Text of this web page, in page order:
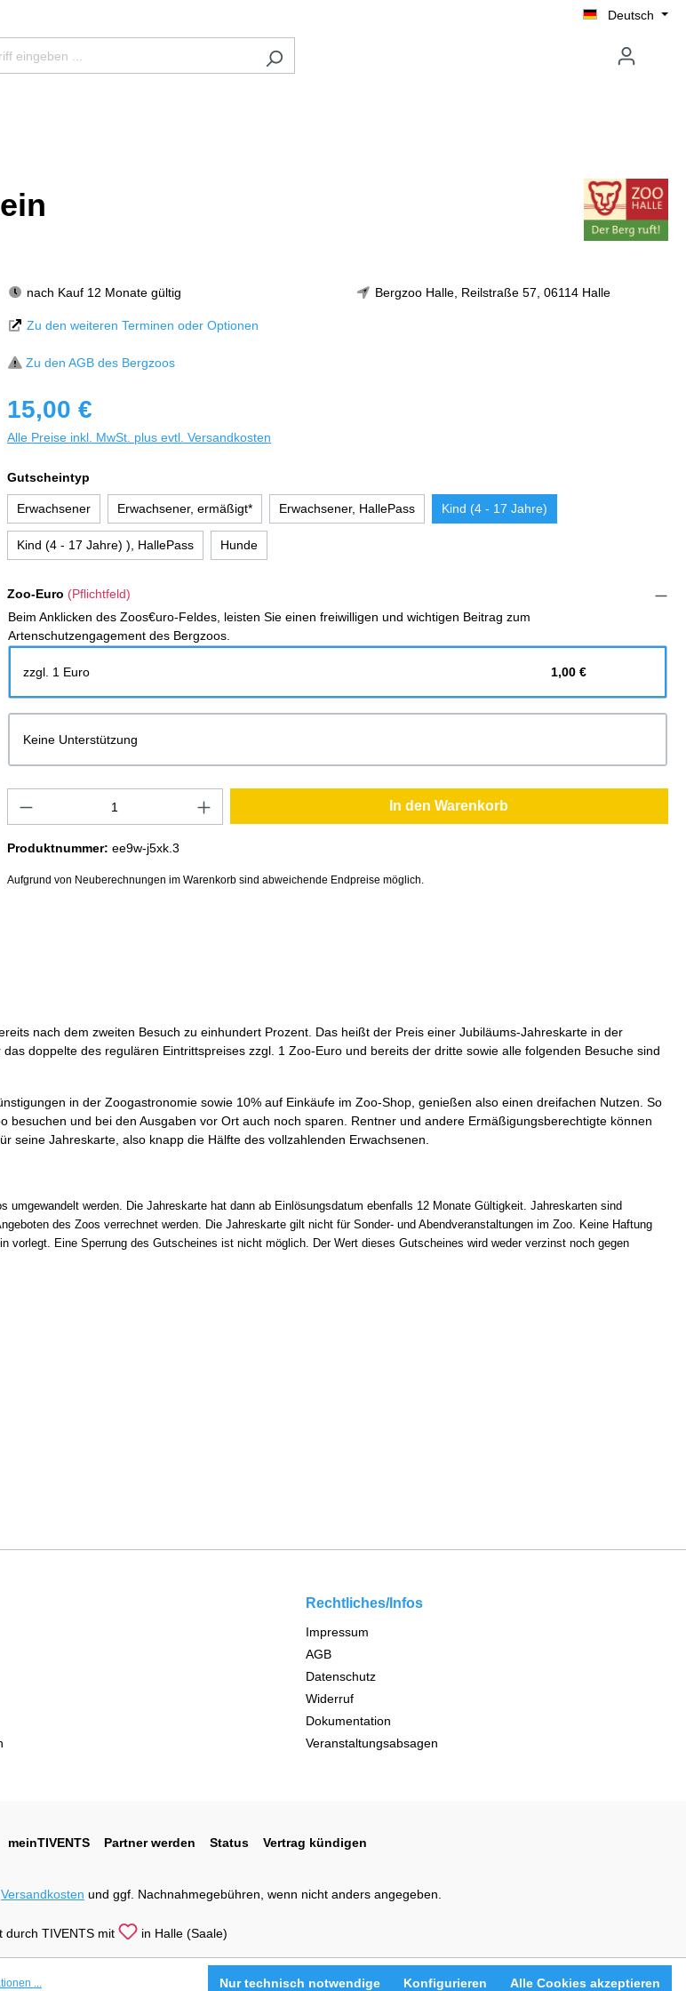
Deutsch
nach Kauf 12 Monate gültig Bergzoo Halle, Reilstraße 57, 06114 Halle
Zu den weiteren Terminen oder Optionen
Zu den AGB des Bergzoos
15,00 €
Alle Preise inkl. MwSt. plus evtl. Versandkosten
Gutscheintyp
Erwachsener Erwachsener, ermäßigt* Erwachsener, HallePass Kind (4 - 17 Jahre)
Kind (4 - 17 Jahre) ), HallePass Hunde
Zoo-Euro (Pflichtfeld)
Beim Anklicken des Zoos€uro-Feldes, leisten Sie einen freiwilligen und wichtigen Beitrag zum
Artenschutzengagement des Bergzoos.
zzgl. 1 Euro 1,00 €
Keine Unterstützung
In den Warenkorb
Produktnummer: ee9w-j5xk.3
Aufgrund von Neuberechnungen im Warenkorb sind abweichende Endpreise möglich.
nach dem zweiten Besuch zu einhundert Prozent. Das heißt der Preis einer Jubiläums-Jahreskarte in der
doppelte des regulären Eintrittspreises zzgl. 1 Zoo-Euro und bereits der dritte sowie alle folgenden Besuche sind
in der Zoogastronomie sowie 10% auf Einkäufe im Zoo-Shop, genießen also einen dreifachen Nutzen. So
und bei den Ausgaben vor Ort auch noch sparen. Rentner und andere Ermäßigungsberechtigte können
Jahreskarte, also knapp die Hälfte des vollzahlenden Erwachsenen.
werden. Die Jahreskarte hat dann ab Einlösungsdatum ebenfalls 12 Monate Gültigkeit. Jahreskarten sind
des Zoos verrechnet werden. Die Jahreskarte gilt nicht für Sonder- und Abendveranstaltungen im Zoo. Keine Haftung
Eine Sperrung des Gutscheines ist nicht möglich. Der Wert dieses Gutscheines wird weder verzinst noch gegen
Rechtliches/Infos
Impressum
AGB
Datenschutz
Widerruf
Dokumentation
Veranstaltungsabsagen
meinTIVENTS Partner werden Status Vertrag kündigen
Versandkosten und ggf. Nachnahmegebühren, wenn nicht anders angegeben.
durch TIVENTS mit in Halle (Saale)
... Nur technisch notwendige Konfigurieren Alle Cookies akzeptieren